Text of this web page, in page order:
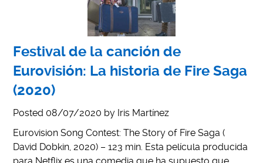
Festival de la canción de
Eurovisión: La historia de Fire Saga
(2020)
Posted 08/07/2020 by Iris Martínez
Eurovision Song Contest: The Story of Fire Saga (
David Dobkin, 2020) – 123 min. Esta película producida
para Netflix es una comedia que ha supuesto que